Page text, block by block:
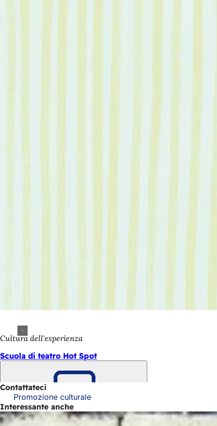
Cultura dell'esperienza
Scuola di teatro Hot Spot
Ricorda
Contattateci
Promozione culturale
Interessante anche